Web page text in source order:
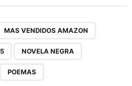
MAS VENDIDOS AMAZON
NOVELA NEGRA
POEMAS